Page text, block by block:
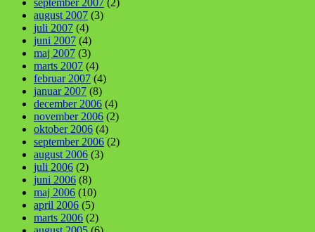
september 2007 (2)
august 2007 (3)
juli 2007 (4)
juni 2007 (4)
maj 2007 (3)
marts 2007 (4)
februar 2007 (4)
januar 2007 (8)
december 2006 (4)
november 2006 (2)
oktober 2006 (4)
september 2006 (2)
august 2006 (3)
juli 2006 (2)
juni 2006 (8)
maj 2006 (10)
april 2006 (5)
marts 2006 (2)